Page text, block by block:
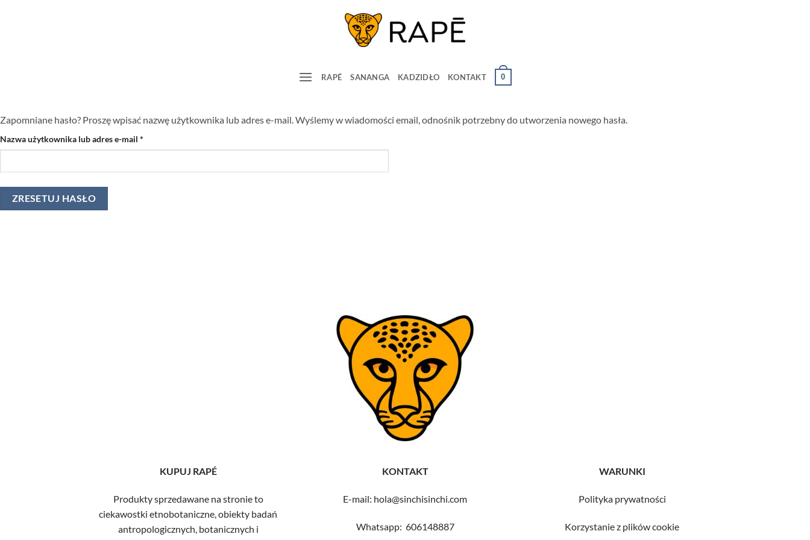
RAPÉ SANANGA KADZIDŁO KONTAKT 0
Zapomniane hasło? Proszę wpisać nazwę użytkownika lub adres e-mail. Wyślemy w wiadomości email, odnośnik potrzebny do utworzenia nowego hasła.
Nazwa użytkownika lub adres e-mail *
ZRESETUJ HASŁO
KUPUJ RAPÉ
Produkty sprzedawane na stronie to
ciekawostki etnobotaniczne, obiekty badań
antropologicznych, botanicznych i
KONTAKT
E-mail: hola@sinchisinchi.com
Whatsapp: 606148887
WARUNKI
Polityka prywatności
Korzystanie z plików cookie